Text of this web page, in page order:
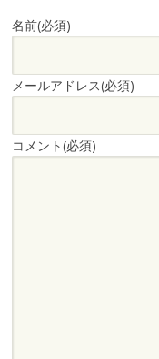
名前(必須)
メールアドレス(必須)
コメント(必須)